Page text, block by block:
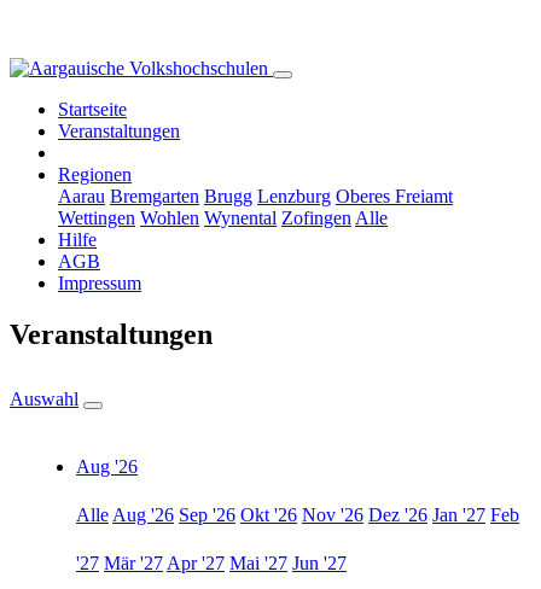
Startseite
Veranstaltungen
Regionen
Aarau Bremgarten Brugg Lenzburg Oberes Freiamt
Wettingen Wohlen Wynental Zofingen Alle
Hilfe
AGB
Impressum
Veranstaltungen
Auswahl
Aug '26
Alle Aug '26 Sep '26 Okt '26 Nov '26 Dez '26 Jan '27 Feb
'27 Mär '27 Apr '27 Mai '27 Jun '27